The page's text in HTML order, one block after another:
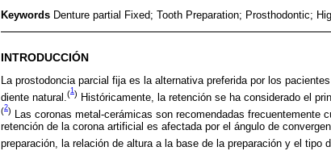
Keywords Denture partial Fixed; Tooth Preparation; Prosthodontic;
INTRODUCCIÓN
La prostodoncia parcial fija es la alternativa preferida por los
diente natural.(1) Históricamente, la retención se ha considerado el
(2) Las coronas metal-cerámicas son recomendadas frecuentemente
retención de la corona artificial es afectada por el ángulo de
preparación, la relación de altura a la base de la preparación y el tipo